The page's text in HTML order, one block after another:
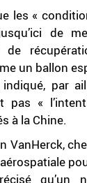
les «
de
de
un ballon
par
pas «
à la Chine.
VanHerck,
qu’un